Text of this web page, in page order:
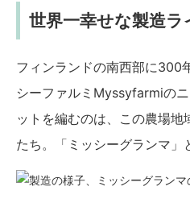
世界一幸せな製造ラ
フィンランドの南西部に300
シーファルミMyssyfarmiの
ットを編むのは、この農場地
たち。「ミッシーグランマ」